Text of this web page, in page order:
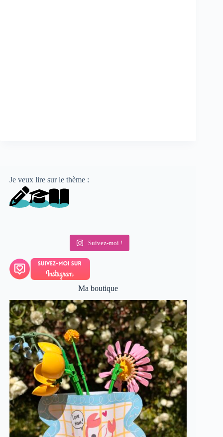
Je veux lire sur le thème :
Suivez-moi !
Ma boutique